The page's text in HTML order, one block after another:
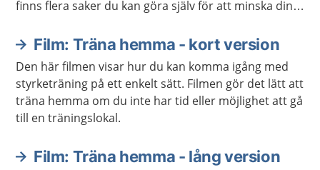
finns flera saker du kan göra själv för att minska din
Film: Träna hemma - kort version
Den här filmen visar hur du kan komma igång med
styrketräning på ett enkelt sätt. Filmen gör det lätt att
träna hemma om du inte har tid eller möjlighet att gå
till en träningslokal.
Film: Träna hemma - lång version